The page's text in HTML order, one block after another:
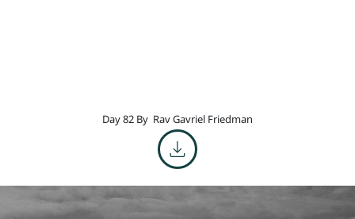
Day 82 By Rav Gavriel Friedman